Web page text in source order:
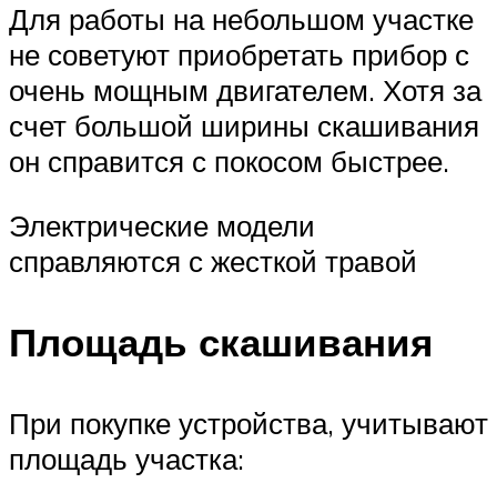
Для работы на небольшом участке
не советуют приобретать прибор с
очень мощным двигателем. Хотя за
счет большой ширины скашивания
он справится с покосом быстрее.
Электрические модели
справляются с жесткой травой
Площадь скашивания
При покупке устройства, учитывают
площадь участка: